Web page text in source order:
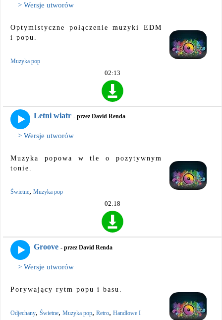
> Wersje utworów
Optymistyczne połączenie muzyki EDM
i popu.
Muzyka pop
02:13
Letni wiatr - przez David Renda
> Wersje utworów
Muzyka popowa w tle o pozytywnym
tonie.
Świetne, Muzyka pop
02:18
Groove - przez David Renda
> Wersje utworów
Porywający rytm popu i basu.
Odjechany, Świetne, Muzyka pop, Retro, Handlowe I